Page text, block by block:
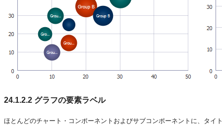
24.1.2.2 グラフの要素ラベル
ほとんどのチャート・コンポーネントおよびサブコンポーネントに、タ